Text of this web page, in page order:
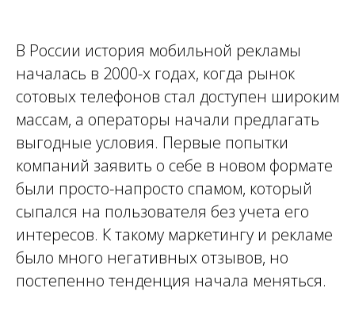
В России история мобильной рекламы
началась в 2000-х годах, когда рынок
сотовых телефонов стал доступен широким
массам, а операторы начали предлагать
выгодные условия. Первые попытки
компаний заявить о себе в новом формате
были просто-напросто спамом, который
сыпался на пользователя без учета его
интересов. К такому маркетингу и рекламе
было много негативных отзывов, но
постепенно тенденция начала меняться.